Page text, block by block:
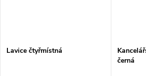
Lavice čtyřmístná
černá